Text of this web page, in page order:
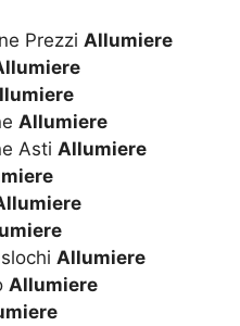
Prezzi Allumiere
Allumiere
Asti Allumiere
Allumiere
Allumiere